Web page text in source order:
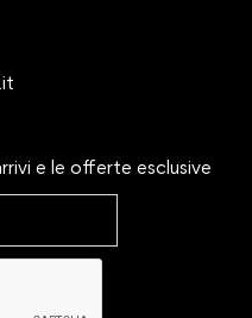
e le offerte esclusive